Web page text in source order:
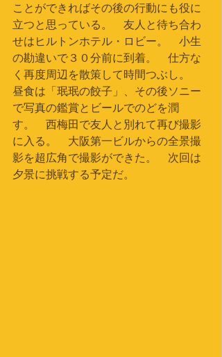
ことができればその後の行動にも役に
立つと思っている。　友人と待ち合わ
せはヒルトンホテル・ロビー。　小生
の勘違いで３０分前に到着。　仕方な
く再度周辺を散策して時間つぶし。
昼食は「珉珉の餃子」、その後ソニー
で写真の鑑賞とビールでのどを潤
す。　西梅田で友人と別れて再び撮影
に入る。　大阪第一ビルからの全景撮
影を超広角で撮影ができた。　次回は
夕景に挑戦する予定だ。